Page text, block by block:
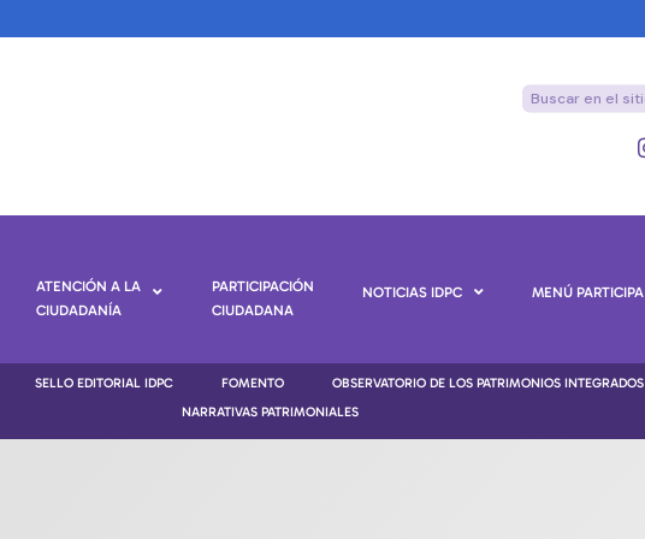
ATENCIÓN A LA
CIUDADANÍA
PARTICIPACIÓN
CIUDADANA
NOTICIAS IDPC MENÚ PARTICIPA
SELLO EDITORIAL IDPC FOMENTO OBSERVATORIO DE LOS PATRIMONIOS INTEGRADOS
NARRATIVAS PATRIMONIALES